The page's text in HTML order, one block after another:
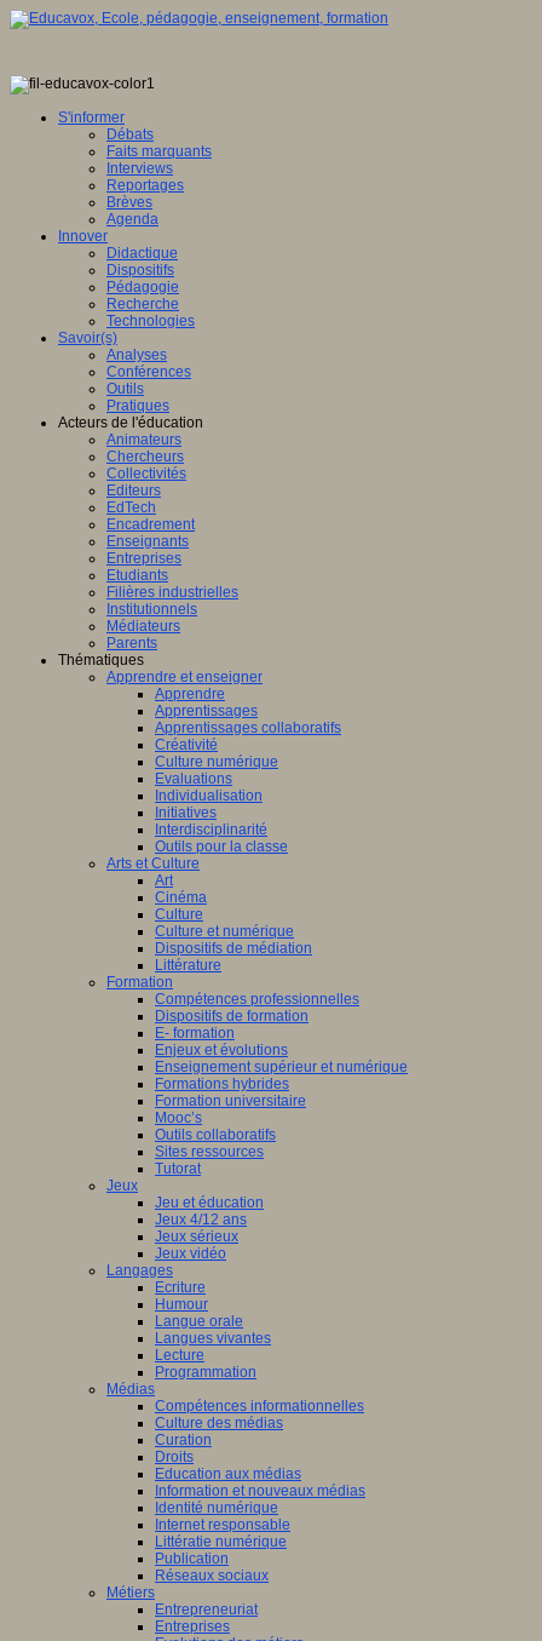
S'informer
Débats
Faits marquants
Interviews
Reportages
Brèves
Agenda
Innover
Didactique
Dispositifs
Pédagogie
Recherche
Technologies
Savoir(s)
Analyses
Conférences
Outils
Pratiques
Acteurs de l'éducation
Animateurs
Chercheurs
Collectivités
Editeurs
EdTech
Encadrement
Enseignants
Entreprises
Etudiants
Filières industrielles
Institutionnels
Médiateurs
Parents
Thématiques
Apprendre et enseigner
Apprendre
Apprentissages
Apprentissages collaboratifs
Créativité
Culture numérique
Evaluations
Individualisation
Initiatives
Interdisciplinarité
Outils pour la classe
Arts et Culture
Art
Cinéma
Culture
Culture et numérique
Dispositifs de médiation
Littérature
Formation
Compétences professionnelles
Dispositifs de formation
E- formation
Enjeux et évolutions
Enseignement supérieur et numérique
Formations hybrides
Formation universitaire
Mooc’s
Outils collaboratifs
Sites ressources
Tutorat
Jeux
Jeu et éducation
Jeux 4/12 ans
Jeux sérieux
Jeux vidéo
Langages
Ecriture
Humour
Langue orale
Langues vivantes
Lecture
Programmation
Médias
Compétences informationnelles
Culture des médias
Curation
Droits
Education aux médias
Information et nouveaux médias
Identité numérique
Internet responsable
Littératie numérique
Publication
Réseaux sociaux
Métiers
Entrepreneuriat
Entreprises